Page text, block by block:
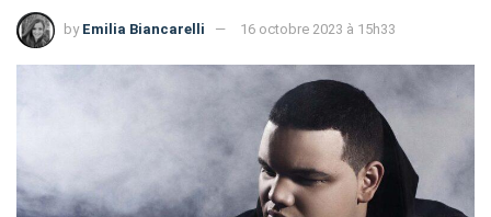
by Emilia Biancarelli 16 octobre 2023 à 15h33